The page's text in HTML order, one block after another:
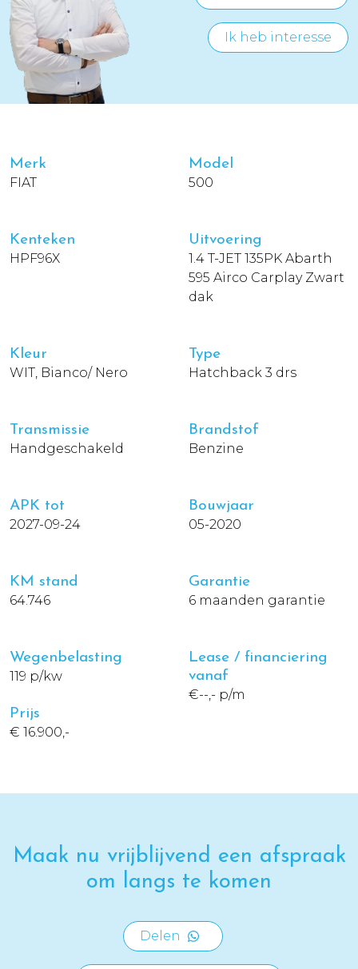
Ik heb interesse
Merk
FIAT
Model
500
Kenteken
HPF96X
Uitvoering
1.4 T-JET 135PK Abarth
595 Airco Carplay Zwart
dak
Kleur
WIT, Bianco/ Nero
Type
Hatchback 3 drs
Transmissie
Handgeschakeld
Brandstof
Benzine
APK tot
2027-09-24
Bouwjaar
05-2020
KM stand
64.746
Garantie
6 maanden garantie
Wegenbelasting
119 p/kw
Lease / financiering
vanaf
€--,- p/m
Prijs
€ 16.900,-
Maak nu vrijblijvend een afspraak
om langs te komen
Delen